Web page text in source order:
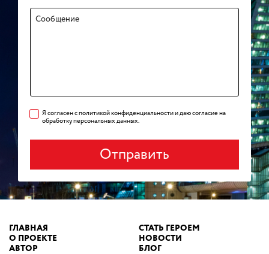
Я согласен с политикой конфиденциальности и даю согласие на
обработку персональных данных.
Отправить
ГЛАВНАЯ
О ПРОЕКТЕ
АВТОР
СТАТЬ ГЕРОЕМ
НОВОСТИ
БЛОГ